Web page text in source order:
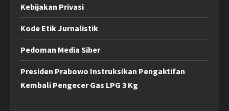
Kebijakan Privasi
Kode Etik Jurnalistik
Pedoman Media Siber
Presiden Prabowo Instruksikan Pengaktifan
Kembali Pengecer Gas LPG 3 Kg